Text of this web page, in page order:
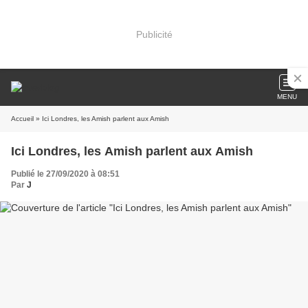
Publicité
MENU
Accueil » Ici Londres, les Amish parlent aux Amish
Ici Londres, les Amish parlent aux Amish
Publié le 27/09/2020 à 08:51
Par J